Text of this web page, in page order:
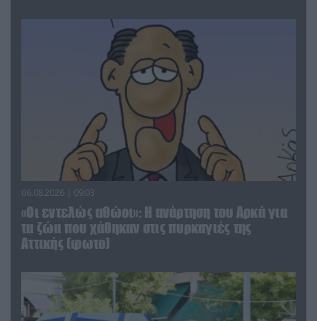
06.08.2026 | 09:03
«Οι εντελώς αθώοι»: Η ανάρτηση του Αρκά για
τα ζώα που χάθηκαν στις πυρκαγιές της
Αττικής (φωτο)